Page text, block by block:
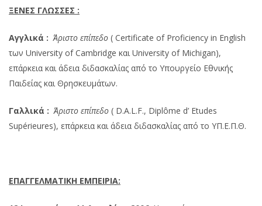
ΞΕΝΕΣ ΓΛΩΣΣΕΣ :
Αγγλικά : Άριστο επίπεδο ( Certificate of Proficiency in English
των University of Cambridge και University of Michigan),
επάρκεια και άδεια διδασκαλίας από το Υπουργείο Εθνικής
Παιδείας και Θρησκευμάτων.
Γαλλικά : Άριστο επίπεδο ( D.A.L.F., Diplôme d’ Etudes
Supérieures), επάρκεια και άδεια διδασκαλίας από το ΥΠ.Ε.Π.Θ.
ΕΠΑΓΓΕΛΜΑΤΙΚΗ ΕΜΠΕΙΡΙΑ: